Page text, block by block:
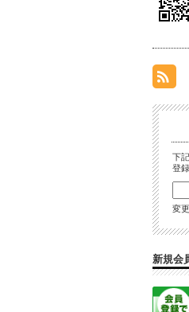
下
登
変
新規会